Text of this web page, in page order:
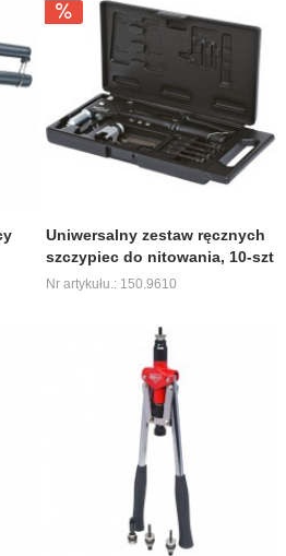
Uniwersalny zestaw ręcznych
szczypiec do nitowania, 10-szt
Nr artykułu.: 150.9610